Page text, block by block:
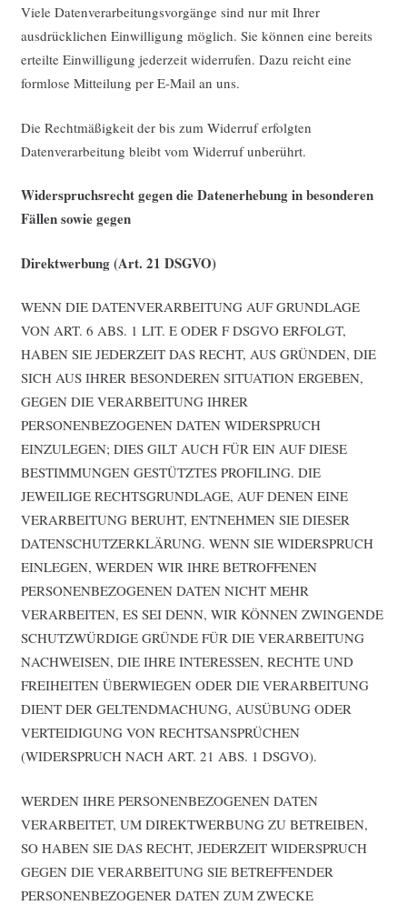
Viele Datenverarbeitungsvorgänge sind nur mit Ihrer
ausdrücklichen Einwilligung möglich. Sie können eine bereits
erteilte Einwilligung jederzeit widerrufen. Dazu reicht eine
formlose Mitteilung per E-Mail an uns.
Die Rechtmäßigkeit der bis zum Widerruf erfolgten
Datenverarbeitung bleibt vom Widerruf unberührt.
Widerspruchsrecht gegen die Datenerhebung in besonderen
Fällen sowie gegen
Direktwerbung (Art. 21 DSGVO)
WENN DIE DATENVERARBEITUNG AUF GRUNDLAGE
VON ART. 6 ABS. 1 LIT. E ODER F DSGVO ERFOLGT,
HABEN SIE JEDERZEIT DAS RECHT, AUS GRÜNDEN, DIE
SICH AUS IHRER BESONDEREN SITUATION ERGEBEN,
GEGEN DIE VERARBEITUNG IHRER
PERSONENBEZOGENEN DATEN WIDERSPRUCH
EINZULEGEN; DIES GILT AUCH FÜR EIN AUF DIESE
BESTIMMUNGEN GESTÜTZTES PROFILING. DIE
JEWEILIGE RECHTSGRUNDLAGE, AUF DENEN EINE
VERARBEITUNG BERUHT, ENTNEHMEN SIE DIESER
DATENSCHUTZERKLÄRUNG. WENN SIE WIDERSPRUCH
EINLEGEN, WERDEN WIR IHRE BETROFFENEN
PERSONENBEZOGENEN DATEN NICHT MEHR
VERARBEITEN, ES SEI DENN, WIR KÖNNEN ZWINGENDE
SCHUTZWÜRDIGE GRÜNDE FÜR DIE VERARBEITUNG
NACHWEISEN, DIE IHRE INTERESSEN, RECHTE UND
FREIHEITEN ÜBERWIEGEN ODER DIE VERARBEITUNG
DIENT DER GELTENDMACHUNG, AUSÜBUNG ODER
VERTEIDIGUNG VON RECHTSANSPRÜCHEN
(WIDERSPRUCH NACH ART. 21 ABS. 1 DSGVO).
WERDEN IHRE PERSONENBEZOGENEN DATEN
VERARBEITET, UM DIREKTWERBUNG ZU BETREIBEN,
SO HABEN SIE DAS RECHT, JEDERZEIT WIDERSPRUCH
GEGEN DIE VERARBEITUNG SIE BETREFFENDER
PERSONENBEZOGENER DATEN ZUM ZWECKE